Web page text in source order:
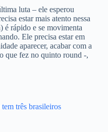
luta – ele esperou
estar mais atento nessa
é rápido e se movimenta
Ele precisa estar em
aparecer, acabar com a
que fez no quinto round -,
três brasileiros